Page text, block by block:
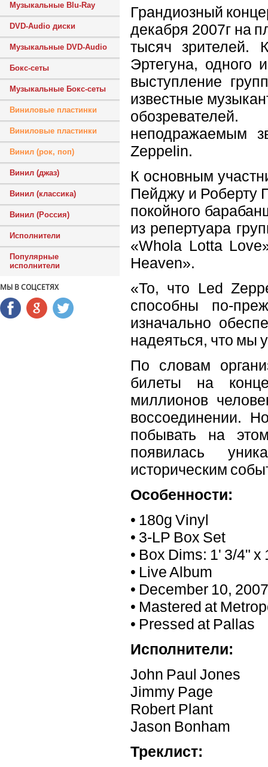
Музыкальные Blu-Ray
DVD-Audio диски
Музыкальные DVD-Audio
Бокс-сеты
Музыкальные Бокс-сеты
Виниловые пластинки
Виниловые пластинки
Винил (рок, поп)
Винил (джаз)
Винил (классика)
Винил (Россия)
Исполнители
Популярные
исполнители
МЫ В СОЦСЕТЯХ
Грандиозный
декабря 2007г на
тысяч зрителей.
Эртегуна, одного
выступление
известные
неподражаемым
Zeppelin.
К основным
Пейджу и Роберту
покойного
из репертуара
«Whola Lotta
Heaven».
«То, что Led
способны по-
изначально
надеяться, что мы
По словам
билеты на
миллионов
воссоединении.
побывать на
появилась
историческим
Особенности:
• 180g Vinyl
• 3-LP Box Set
• Box Dims: 1' 3/4" x
• Live Album
• December 10,
• Mastered at
• Pressed at Pallas
Исполнители:
John Paul Jones
Jimmy Page
Robert Plant
Jason Bonham
Треклист: